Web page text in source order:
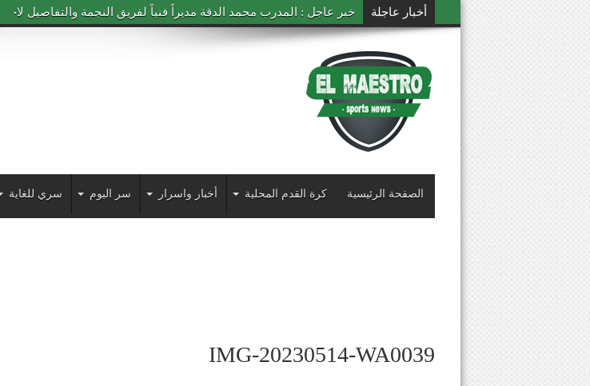
أخبار عاجلة خبر عاجل : المدرب محمد الدقة مديراً فنياً لفريق النجمة والتفاصيل لاحقاً
الصفحة الرئيسية كرة القدم المحلية أخبار واسرار سر اليوم سري للغاية
IMG-20230514-WA0039